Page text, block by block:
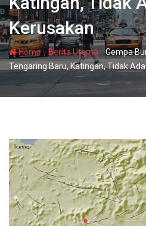
Kerusakan
Home-Berita Utama -Gempa
Tengaring Baru, Katingan, Tidak